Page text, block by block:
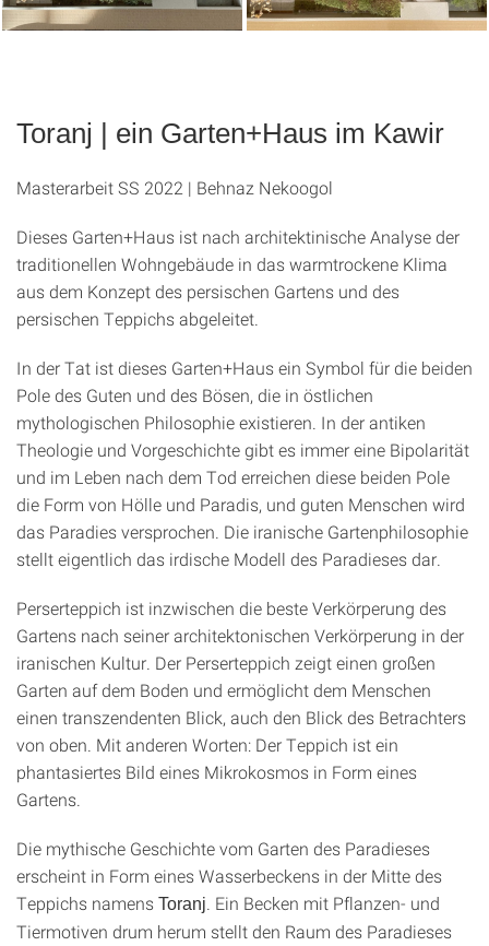
Toranj | ein Garten+Haus im Kawir
Masterarbeit SS 2022 | Behnaz Nekoogol
Dieses Garten+Haus ist nach architektinische Analyse der
traditionellen Wohngebäude in das warmtro­ckene Klima
aus dem Konzept des persischen Gartens und des
persischen Teppichs abgeleitet.
In der Tat ist dieses Garten+Haus ein Symbol für die beiden
Pole des Guten und des Bösen, die in öst­lichen
mythologischen Philosophie existieren. In der antiken
Theologie und Vorgeschichte gibt es im­mer eine Bipolarität
und im Leben nach dem Tod erreichen diese beiden Pole
die Form von Hölle und Paradis, und guten Menschen wird
das Paradies versprochen. Die iranische Gartenphilosophie
stellt eigentlich das irdische Modell des Paradieses dar.
Perserteppich ist inzwischen die beste Verkörperung des
Gartens nach seiner architektonischen Ver­körperung in der
iranischen Kultur. Der Perserteppich zeigt einen großen
Garten auf dem Boden und ermöglicht dem Menschen
einen transzendenten Blick, auch den Blick des Betrachters
von oben. Mit anderen Worten: Der Teppich ist ein
phantasiertes Bild eines Mikrokosmos in Form eines
Gartens.
Die mythische Geschichte vom Garten des Paradieses
erscheint in Form eines Wasserbeckens in der Mitte des
Teppichs namens Toranj . Ein Becken mit Pflanzen- und
Tiermotiven drum herum stellt den Raum des Paradieses